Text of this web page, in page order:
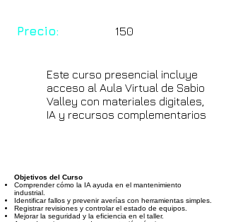
Precio: 150
Este curso presencial incluye
acceso al Aula Virtual de Sabio
Valley con materiales digitales,
IA y recursos complementarios
Objetivos del Curso
Comprender cómo la IA ayuda en el mantenimiento
industrial.
Identificar fallos y prevenir averías con herramientas simples.
Registrar revisiones y controlar el estado de equipos.
Mejorar la seguridad y la eficiencia en el taller.